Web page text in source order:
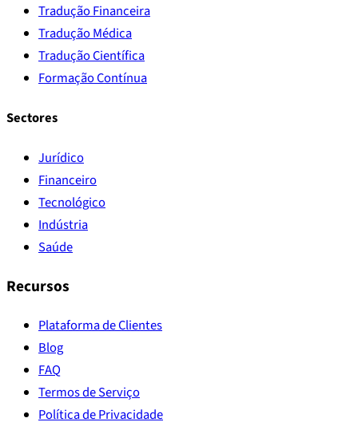
Tradução Financeira
Tradução Médica
Tradução Científica
Formação Contínua
Sectores
Jurídico
Financeiro
Tecnológico
Indústria
Saúde
Recursos
Plataforma de Clientes
Blog
FAQ
Termos de Serviço
Política de Privacidade